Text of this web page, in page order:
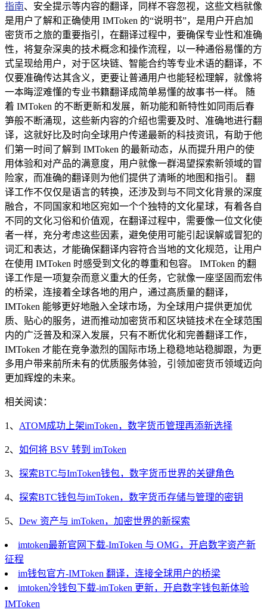
指南、安全提示等内容的翻译，同样不容忽视，这些文档就像
是用户了解和正确使用 IMToken 的“说明书”，是用户开启加
密货币之旅的重要指引，在翻译过程中，要确保专业性和准确
性，将复杂深奥的技术概念和操作流程，以一种通俗易懂的方
式呈现给用户，对于区块链、智能合约等专业术语的翻译，不
仅要准确传达其含义，更要让普通用户也能轻松理解，就像将
一本晦涩难懂的专业书籍翻译成简单易懂的故事书一样。 随
着 IMToken 的不断更新和发展，新功能和新特性如同雨后春
笋般不断涌现，这些新内容的介绍也需要及时、准确地进行翻
译，这就好比及时向全球用户传递最新的科技资讯，有助于他
们第一时间了解到 IMToken 的最新动态，从而提升用户的使
用体验和对产品的满意度，用户就像一群渴望探索新领域的冒
险家，而准确的翻译则为他们提供了清晰的地图和指引。 翻
译工作不仅仅是语言的转换，还涉及到与不同文化背景的深度
融合，不同国家和地区宛如一个个独特的文化星球，有着各自
不同的文化习俗和价值观，在翻译过程中，需要像一位文化使
者一样，充分考虑这些因素，避免使用可能引起误解或冒犯的
词汇和表达，才能确保翻译内容符合当地的文化规范，让用户
在使用 IMToken 时感受到文化的尊重和包容。 IMToken 的翻
译工作是一项复杂而意义重大的任务，它就像一座坚固而宏伟
的桥梁，连接着全球各地的用户，通过高质量的翻译，
IMToken 能够更好地融入全球市场，为全球用户提供更加优
质、贴心的服务，进而推动加密货币和区块链技术在全球范围
内的广泛普及和深入发展，只有不断优化和完善翻译工作，
IMToken 才能在竞争激烈的国际市场上稳稳地站稳脚跟，为更
多用户带来前所未有的优质服务体验，引领加密货币领域迈向
更加辉煌的未来。
相关阅读：
1、 ATOM成功上架imToken，数字货币管理再添新选择
2、 如何将 BSV 转到 imToken
3、 探索BTC与ImToken钱包，数字货币世界的关键角色
4、 探索BTC钱包与imToken，数字货币存储与管理的密钥
5、 Dew 资产与 imToken，加密世界的新探索
imtoken最新官网下载-ImToken 与 OMG，开启数字资产新
征程
im钱包官方-IMToken 翻译，连接全球用户的桥梁
imtoken冷钱包下载-imToken 更新，开启数字钱包新体验
IMToken